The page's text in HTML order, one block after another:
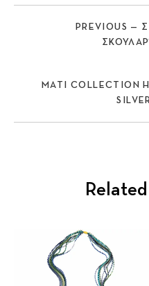
PREVIOUS —
MATI COLLECTION